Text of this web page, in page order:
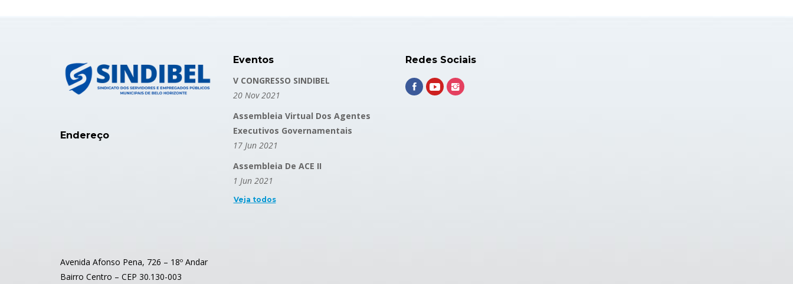
Endereço
Avenida Afonso Pena, 726 – 18º Andar
Bairro Centro – CEP 30.130-003
Eventos
V CONGRESSO SINDIBEL
20 Nov 2021
Assembleia Virtual Dos Agentes
Executivos Governamentais
17 Jun 2021
Assembleia De ACE II
1 Jun 2021
Veja todos
Redes Sociais